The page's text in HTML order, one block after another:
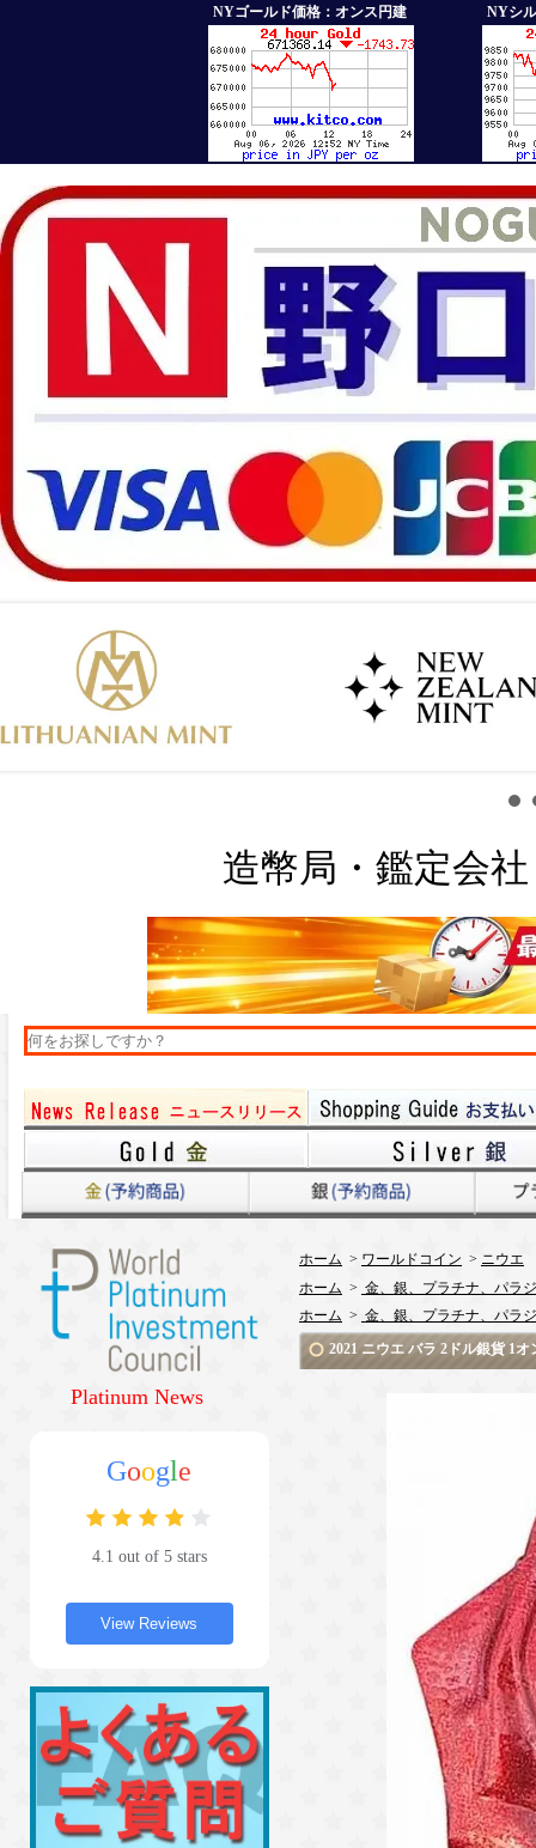
NYゴールド価格：オンス円建 NYシ
造幣局・鑑定会
Platinum News
Google
4.1 out of 5 stars
View Reviews
ホーム > ワールドコイン > ニウエ
ホーム > 金、銀、プラチナ、パラ
ホーム > 金、銀、プラチナ、パラ
2021 ニウエ バラ 2ドル銀貨 1